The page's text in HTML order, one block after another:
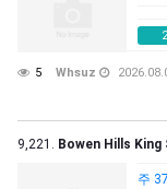
5 Whsuz
9,221. Bowen Hills King
주